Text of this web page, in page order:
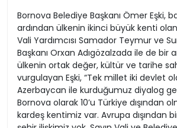
Bornova Belediye Başkanı Ömer Eşki,
ardından ülkenin ikinci büyük kenti
Vali Yardımcısı Samador Teymur ve
Başkanı Orxan Adıgözalzada ile de bir
ülkenin ortak değer, kültür ve tarihe
vurgulayan Eşki, “Tek millet iki devlet
Azerbaycan ile kurduğumuz diyalog
Bornova olarak 10’u Türkiye dışından
kardeş kentimiz var. Avrupa dışından